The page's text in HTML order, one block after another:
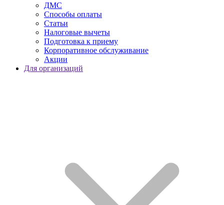
ДМС
Способы оплаты
Статьи
Налоговые вычеты
Подготовка к приему
Корпоративное обслуживание
Акции
Для организаций